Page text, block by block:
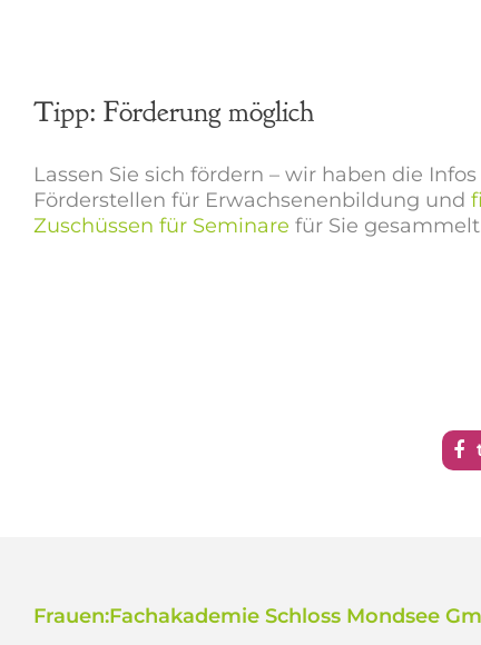
Tipp: Förderung möglich
Lassen Sie sich fördern – wir haben die
Förderstellen für Erwachsenenbildung und
Zuschüssen für Seminare für Sie
Frauen:Fachakademie Schloss Mondsee